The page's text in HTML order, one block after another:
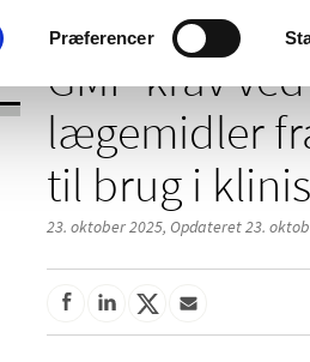
Præferencer
GMP krav
lægemidler
til brug i
23. oktober 2025, Opdateret 23.